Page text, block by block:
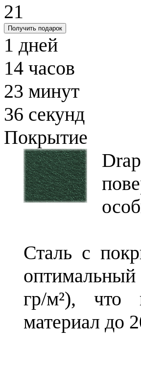
21
Получить подарок
1 дней
14 часов
23 минут
35 секунд
Покрытие
Сталь с
гр/м²), что
материал до